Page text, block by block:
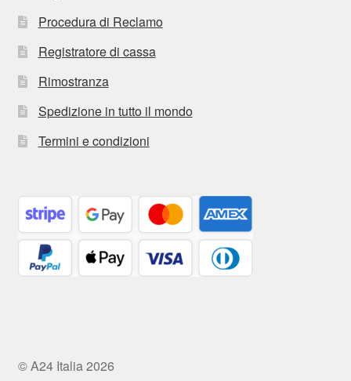
Procedura di Reclamo
Registratore di cassa
Rimostranza
Spedizione in tutto il mondo
Termini e condizioni
© A24 Italia 2026